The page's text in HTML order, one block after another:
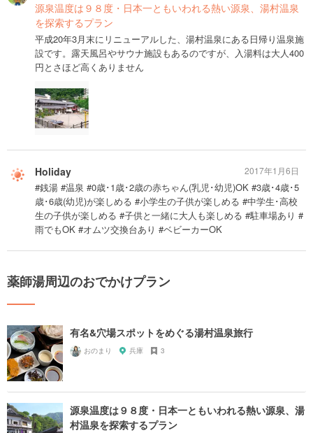
源泉温度は９８度・日本一ともいわれる熱い源泉、湯村温泉
を探索するプラン
平成20年3月末にリニューアルした、湯村温泉にある日帰り温泉施
設です。露天風呂やサウナ施設もあるのですが、入湯料は大人400
円とさほど高くありません
Holiday
#銭湯 #温泉 #0歳･1歳･2歳の赤ちゃん(乳児･幼児)OK #3歳･4歳･5
歳･6歳(幼児)が楽しめる #小学生の子供が楽しめる #中学生･高校
生の子供が楽しめる #子供と一緒に大人も楽しめる #駐車場あり #
雨でもOK #オムツ交換台あり #ベビーカーOK
2017年1月6日
薬師湯周辺のおでかけプラン
有名&穴場スポットをめぐる湯村温泉旅行
おのまり 兵庫 3
源泉温度は９８度・日本一ともいわれる熱い源泉、湯
村温泉を探索するプラン